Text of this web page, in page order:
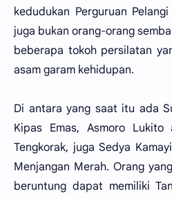
kedudukan Perguruan
juga bukan orang-orang
beberapa tokoh persilatan
asam garam kehidupan.
Di antara yang saat itu ada
Kipas Emas, Asmoro Lukito
Tengkorak, juga Sedya
Menjangan Merah. Orang
beruntung dapat memiliki